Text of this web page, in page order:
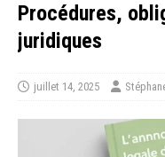
Procédures,
juridiques
juillet 14, 2025